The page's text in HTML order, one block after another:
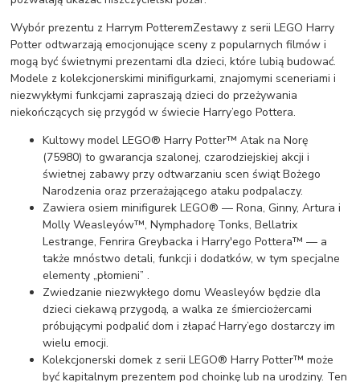
Wybór prezentu z Harrym PotteremZestawy z serii LEGO Harry
Potter odtwarzają emocjonujące sceny z popularnych filmów i
mogą być świetnymi prezentami dla dzieci, które lubią budować.
Modele z kolekcjonerskimi minifigurkami, znajomymi sceneriami i
niezwykłymi funkcjami zapraszają dzieci do przeżywania
niekończących się przygód w świecie Harry’ego Pottera.
Kultowy model LEGO® Harry Potter™ Atak na Norę
(75980) to gwarancja szalonej, czarodziejskiej akcji i
świetnej zabawy przy odtwarzaniu scen świąt Bożego
Narodzenia oraz przerażającego ataku podpalaczy.
Zawiera osiem minifigurek LEGO® — Rona, Ginny, Artura i
Molly Weasleyów™, Nymphadorę Tonks, Bellatrix
Lestrange, Fenrira Greybacka i Harry'ego Pottera™ — a
także mnóstwo detali, funkcji i dodatków, w tym specjalne
elementy „płomieni” .
Zwiedzanie niezwykłego domu Weasleyów będzie dla
dzieci ciekawą przygodą, a walka ze śmierciożercami
próbującymi podpalić dom i złapać Harry’ego dostarczy im
wielu emocji.
Kolekcjonerski domek z serii LEGO® Harry Potter™ może
być kapitalnym prezentem pod choinkę lub na urodziny. Ten